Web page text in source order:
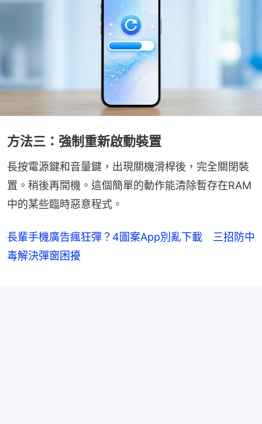
方法三：強制重新啟動裝置
長按電源鍵和音量鍵，出現關機滑桿後，完全關閉裝
置。稍後再開機。這個簡單的動作能清除暫存在RAM
中的某些臨時惡意程式。
長輩手機廣告瘋狂彈？4圖案App別亂下載 三招防中
毒解決彈窗困擾